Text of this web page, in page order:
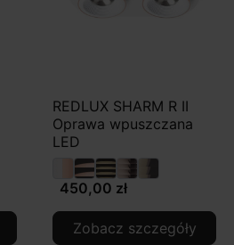
REDLUX SHARM R II
Oprawa wpuszczana
LED
450,00 zł
Zobacz szczegóły